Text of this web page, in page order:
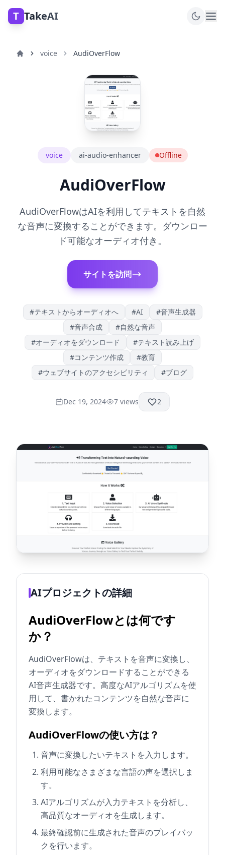
T TakeAI
voice AudiOverFlow
voice ai-audio-enhancer Offline
AudiOverFlow
AudiOverFlowはAIを利用してテキストを自然
な音声に変換することができます。ダウンロー
ド可能なオーディオ付き。
サイトを訪問
#テキストからオーディオへ #AI #音声生成器
#音声合成 #自然な音声
#オーディオをダウンロード #テキスト読み上げ
#コンテンツ作成 #教育
#ウェブサイトのアクセシビリティ #ブログ
Dec 19, 2024 7 views 2
AIプロジェクトの詳細
AudiOverFlowとは何です
か？
AudiOverFlowは、テキストを音声に変換し、
オーディオをダウンロードすることができる
AI音声生成器です。高度なAIアルゴリズムを使
用して、書かれたコンテンツを自然な音声に
変換します。
AudiOverFlowの使い方は？
音声に変換したいテキストを入力します。
利用可能なさまざまな言語の声を選択しま
す。
AIアルゴリズムが入力テキストを分析し、
高品質なオーディオを生成します。
最終確認前に生成された音声のプレイバッ
クを行います。